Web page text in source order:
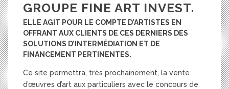
GROUPE FINE ART INVEST.
ELLE AGIT POUR LE COMPTE D’ARTISTES EN
OFFRANT AUX CLIENTS DE CES DERNIERS DES
SOLUTIONS D’INTERMÉDIATION ET DE
FINANCEMENT PERTINENTES.
Ce site permettra, très prochainement, la vente
d’œuvres d’art aux particuliers avec le concours de